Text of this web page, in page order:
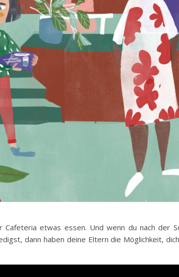
etwas essen. Und wenn du nach der
dann haben deine Eltern die Möglichkeit,